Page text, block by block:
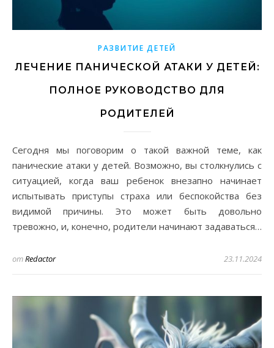
РАЗВИТИЕ ДЕТЕЙ
ЛЕЧЕНИЕ ПАНИЧЕСКОЙ АТАКИ У ДЕТЕЙ:
ПОЛНОЕ РУКОВОДСТВО ДЛЯ
РОДИТЕЛЕЙ
Сегодня мы поговорим о такой важной теме, как
панические атаки у детей. Возможно, вы столкнулись с
ситуацией, когда ваш ребенок внезапно начинает
испытывать приступы страха или беспокойства без
видимой причины. Это может быть довольно
тревожно, и, конечно, родители начинают задаваться…
отRedactor 23.11.2024